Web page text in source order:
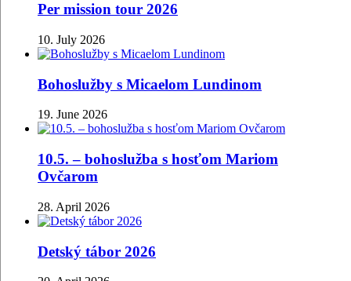
Per mission tour 2026
10. July 2026
Bohoslužby s Micaelom Lundinom
19. June 2026
10.5. – bohoslužba s hosťom Mariom
Ovčarom
28. April 2026
Detský tábor 2026